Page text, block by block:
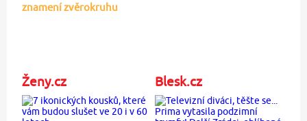
znamení zvěrokruhu
Ženy.cz Blesk.cz